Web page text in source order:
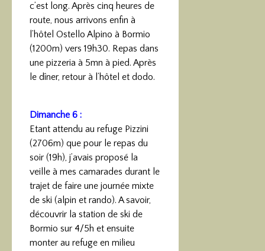
c’est long. Après cinq heures de
route, nous arrivons enfin à
l’hôtel Ostello Alpino à Bormio
(1200m) vers 19h30. Repas dans
une pizzeria à 5mn à pied. Après
le dîner, retour à l’hôtel et dodo.
Dimanche 6 :
Etant attendu au refuge Pizzini
(2706m) que pour le repas du
soir (19h), j’avais proposé la
veille à mes camarades durant le
trajet de faire une journée mixte
de ski (alpin et rando). A savoir,
découvrir la station de ski de
Bormio sur 4/5h et ensuite
monter au refuge en milieu